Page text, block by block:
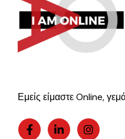
Εμείς είμαστε Online,